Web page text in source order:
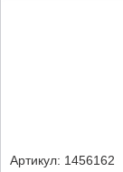
Артикул: 1456162